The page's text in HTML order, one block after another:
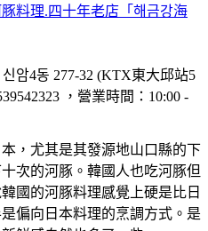
料理.四十年老店「해금강海
암4동 277-32 (KTX東大邱站5
，營業時間：10:00 -
，尤其是其發源地山口縣的下
次的河豚。韓國人也吃河豚但
國的河豚料理感覺上硬是比日
偏向日本料理的烹調方式。是